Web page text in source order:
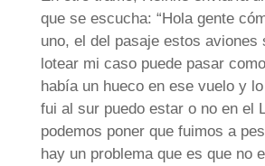
que se escucha: “Hola gente
uno, el del pasaje estos aviones
lotear mi caso puede pasar
había un hueco en ese vuelo y
fui al sur puedo estar o no en el
podemos poner que fuimos a
hay un problema que es que no